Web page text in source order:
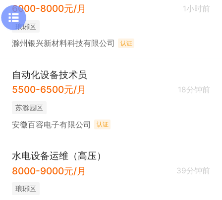
6000-8000元/月
1小时前
琅琊区
滁州银兴新材料科技有限公司 认证
自动化设备技术员
5500-6500元/月
18分钟前
苏滁园区
安徽百容电子有限公司 认证
水电设备运维（高压）
8000-9000元/月
39分钟前
琅琊区